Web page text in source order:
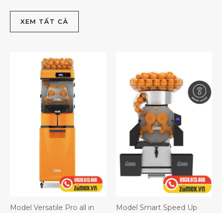
XEM TẤT CẢ
Model Versatile Pro all in
Model Smart Speed Up